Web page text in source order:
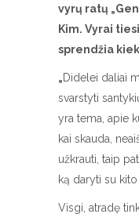
vyrų ratų
Kim. Vyrai
sprendžia
„Didelei daliai
svarstyti
yra tema, apie
kai skauda,
užkrauti, taip
ką daryti su
Visgi, atradę